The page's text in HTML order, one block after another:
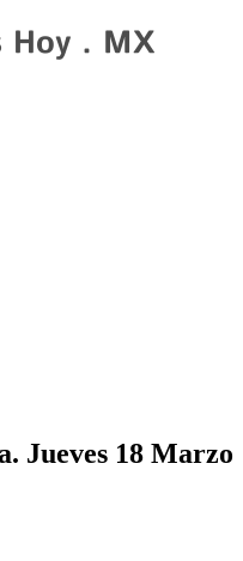
Jueves 18 Marzo